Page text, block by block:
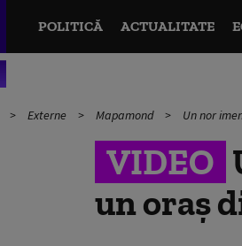
POLITICĂ ACTUALITATE
Externe Mapamond Un nor
VIDEO
un oraș